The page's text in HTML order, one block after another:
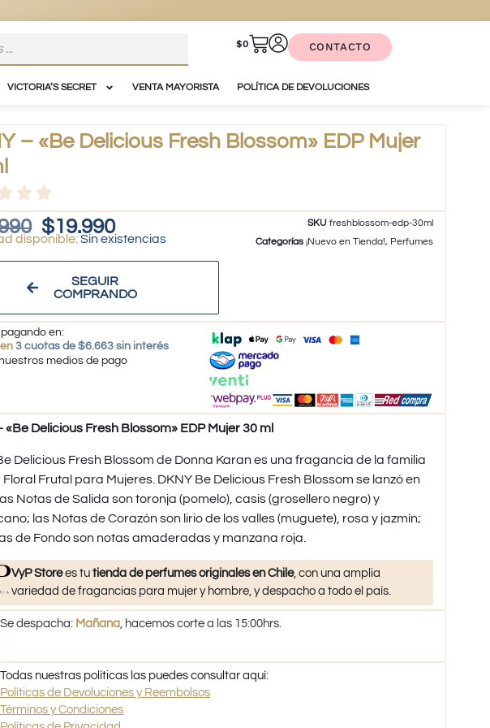
$0 CONTACTO
VICTORIA’S SECRET VENTA MAYORISTA POLÍTICA DE DEVOLUCIONES
– «Be Delicious Fresh Blossom» EDP Mujer
$19.990
Sin existencias
SEGUIR
COMPRANDO
SKUfreshblossom-edp-30ml
Categorías ¡Nuevo en Tienda!, Perfumes
en:
3 cuotas de $6.663 sin interés
medios de pago
«Be Delicious Fresh Blossom» EDP Mujer 30 ml
Delicious Fresh Blossom de Donna Karan es una fragancia de la familia
Frutal para Mujeres. DKNY Be Delicious Fresh Blossom se lanzó en
Notas de Salida son toronja (pomelo), casis (grosellero negro) y
las Notas de Corazón son lirio de los valles (muguete), rosa y jazmín;
de Fondo son notas amaderadas y manzana roja.
VyP Storees tutienda de perfumes originales en Chile, con una amplia
variedad de fragancias para mujer y hombre, y despacho a todo el país.
Se despacha: Mañana , hacemos corte a las 15:00hrs.
Todas nuestras políticas las puedes consultar aquí:
Políticas de Devoluciones y Reembolsos
Términos y Condiciones